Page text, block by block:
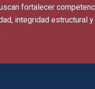
fortalecer
integridad estructural